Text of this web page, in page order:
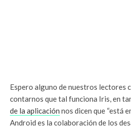
Espero alguno de nuestros lectores
contarnos que tal funciona Iris, en
de la aplicación nos dicen que “está
Android es la colaboración de los